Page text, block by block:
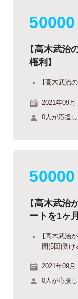
50000
【高木武
権利】
【高木武治
2021年09月
0人が応援
50000
【高木武
ートを1ヶ
【高木武治
間(5回)受け
2021年09月
0人が応援